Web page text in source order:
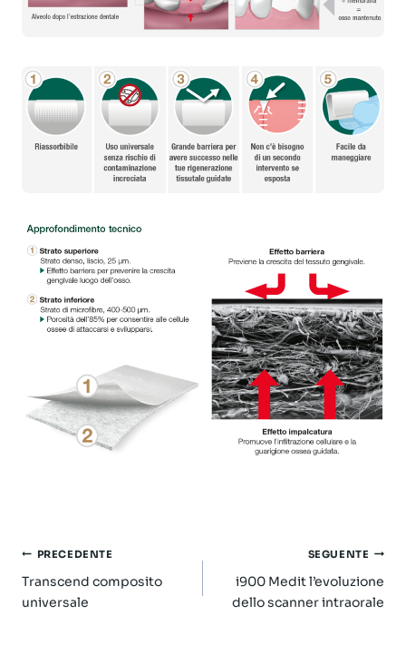
Navigazione
articoli
PRECEDENTE
Transcend composito
universale
SEGUENTE
i900 Medit l’evoluzione
dello scanner intraorale